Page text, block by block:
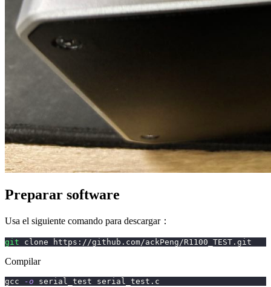
Preparar software
Usa el siguiente comando para descargar：
git clone https://github.com/ackPeng/R1100_TEST.git
Compilar
gcc -o serial_test serial_test.c